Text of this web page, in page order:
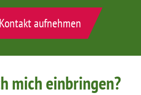
aufnehmen
mich einbringen?